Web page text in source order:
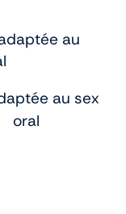
au sex
oral